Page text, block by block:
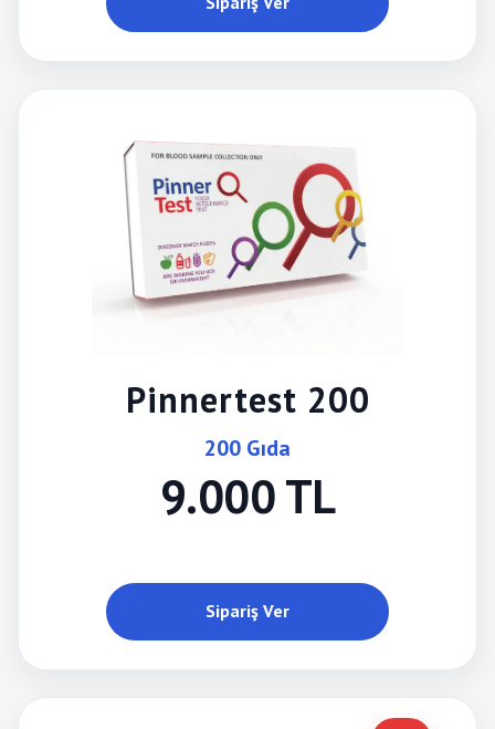
Pinnertest 200
200 Gıda
9.000 TL
Sipariş Ver